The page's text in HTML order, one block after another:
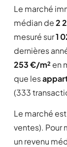
Le marché
médian de2
mesuré sur1
dernières
253 €/m² en
que les
(333
Le marché est
ventes). Pour
un revenu